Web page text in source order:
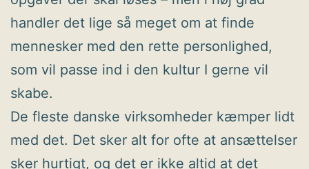
handler det lige så meget om at finde
mennesker med den rette personlighed,
som vil passe ind i den kultur I gerne vil
skabe.
De fleste danske virksomheder kæmper lidt
med det. Det sker alt for ofte at ansættelser
sker hurtigt, og det er ikke altid at det